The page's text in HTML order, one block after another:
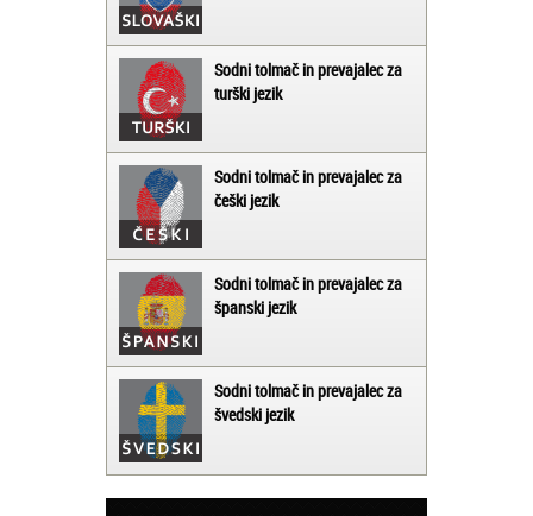
Sodni tolmač in prevajalec za
turški jezik
Sodni tolmač in prevajalec za
češki jezik
Sodni tolmač in prevajalec za
španski jezik
Sodni tolmač in prevajalec za
švedski jezik
Lahko pohvalim vse zaposlene v Akademiji